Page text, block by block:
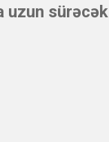
uzun sürəcək